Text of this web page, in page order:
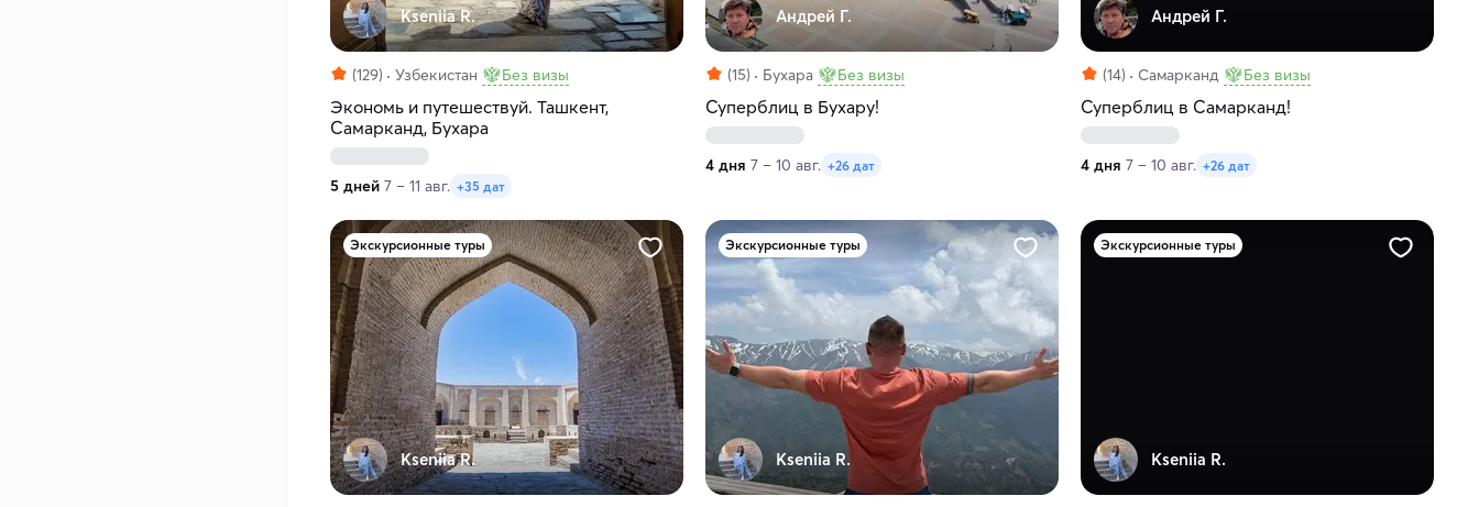
Kseniia R.
(129) Узбекистан Без визы
Экономь и путешествуй. Ташкент,
Самарканд, Бухара
5 дней 7 – 11 авг. +35 дат
Андрей Г.
(15) Бухара Без визы
Суперблиц в Бухару!
4 дня 7 – 10 авг. +26 дат
Андрей Г.
(14) Самарканд Без визы
Суперблиц в Самарканд!
4 дня 7 – 10 авг. +26 дат
Экскурсионные туры
Kseniia R.
Экскурсионные туры
Kseniia R.
Экскурсионные туры
Kseniia R.